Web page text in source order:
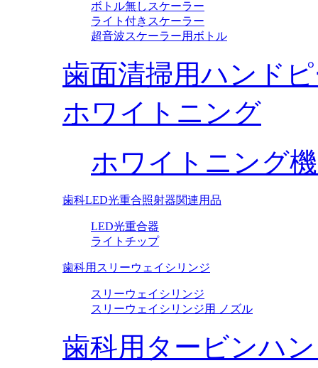
ボトル無しスケーラー
ライト付きスケーラー
超音波スケーラー用ボトル
歯面清掃用ハンド
ホワイトニング
ホワイトニング
歯科LED光重合照射器関連用品
LED光重合器
ライトチップ
歯科用スリーウェイシリンジ
スリーウェイシリンジ
スリーウェイシリンジ用 ノズル
歯科用タービンハ